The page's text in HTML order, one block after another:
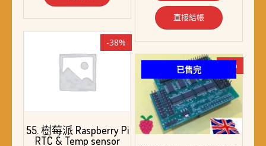
直接結帳
-38%
55. 樹莓派 Raspberry Pi
RTC & Temp sensor
已售完 -7%